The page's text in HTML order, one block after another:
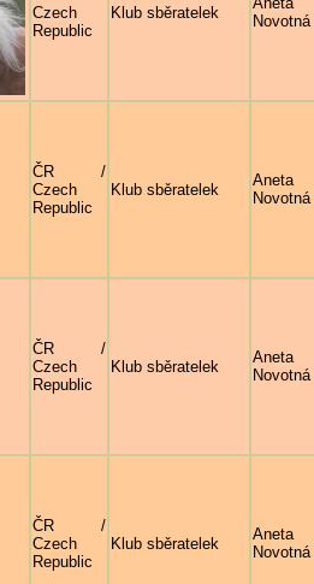
Czech
Republic
Klub sběratelek
Novotná
ČR /
Czech
Republic
Klub sběratelek
Aneta
Novotná
ČR /
Czech
Republic
Klub sběratelek
Aneta
Novotná
ČR /
Czech
Republic
Klub sběratelek
Aneta
Novotná